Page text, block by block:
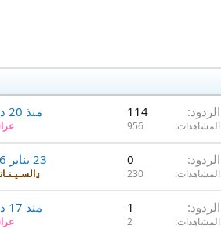
الردود 114
المشاهدات 956
منذ 20 دقيقة
الردود 0
المشاهدات 230
23 يناير 2026
『
الردود 1
المشاهدات 2
منذ 17 دقيقة